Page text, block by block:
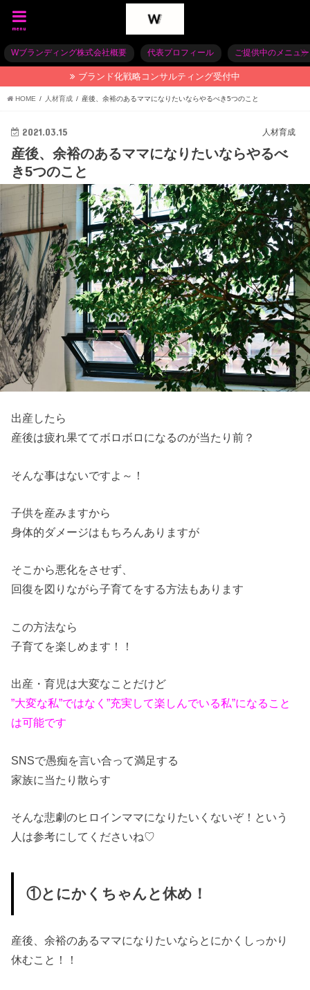
menu
Wブランディング株式会社概要 代表プロフィール ご提供中のメニュー
ブランド化戦略コンサルティング受付中
HOME 人材育成 産後、余裕のあるママになりたいならやるべき5つのこと
人材育成
2021.03.15
産後、余裕のあるママになりたいならやるべ
き5つのこと
出産したら
産後は疲れ果ててボロボロになるのが当たり前？
そんな事はないですよ～！
子供を産みますから
身体的ダメージはもちろんありますが
そこから悪化をさせず、
回復を図りながら子育てをする方法もあります
この方法なら
子育てを楽しめます！！
出産・育児は大変なことだけど
”大変な私”ではなく”充実して楽しんでいる私”になること
は可能です
SNSで愚痴を言い合って満足する
家族に当たり散らす
そんな悲劇のヒロインママになりたいくないぞ！という
人は参考にしてくださいね♡
①とにかくちゃんと休め！
産後、余裕のあるママになりたいならとにかくしっかり
休むこと！！